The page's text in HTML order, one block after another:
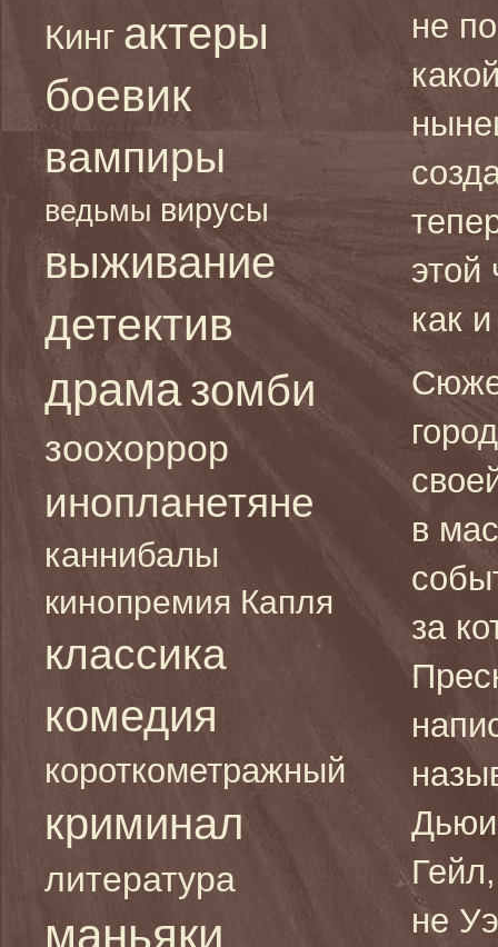
Кинг актеры
боевик
вампиры
ведьмы вирусы
выживание
детектив
драма зомби
зоохоррор
инопланетяне
каннибалы
кинопремия Капля
классика
комедия
короткометражный
криминал
литература
маньяки
не
этой
как
в
за
Дьюи
не